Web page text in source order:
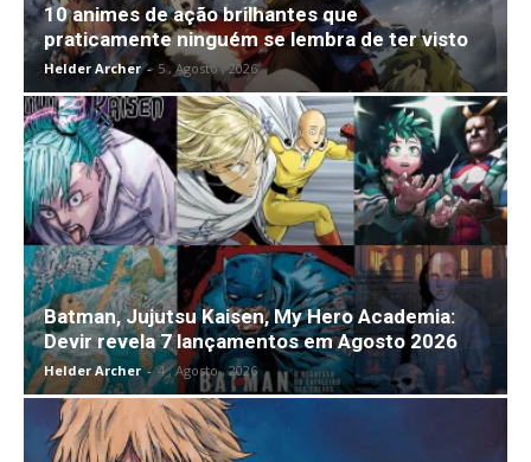
10 animes de ação brilhantes que
praticamente ninguém se lembra de ter visto
Helder Archer - 5 , Agosto , 2026
Batman, Jujutsu Kaisen, My Hero Academia:
Devir revela 7 lançamentos em Agosto 2026
Helder Archer - 4 , Agosto , 2026